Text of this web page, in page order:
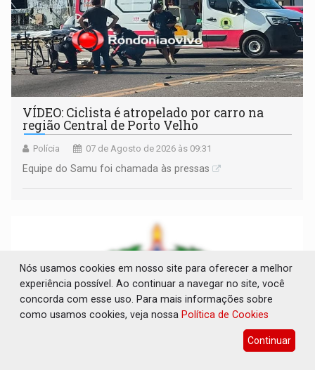
VÍDEO: Ciclista é atropelado por carro na
região Central de Porto Velho
Polícia 07 de Agosto de 2026 às 09:31
Equipe do Samu foi chamada às pressas
Nós usamos cookies em nosso site para oferecer a melhor
experiência possível. Ao continuar a navegar no site, você
concorda com esse uso. Para mais informações sobre
como usamos cookies, veja nossa Política de Cookies
Continuar